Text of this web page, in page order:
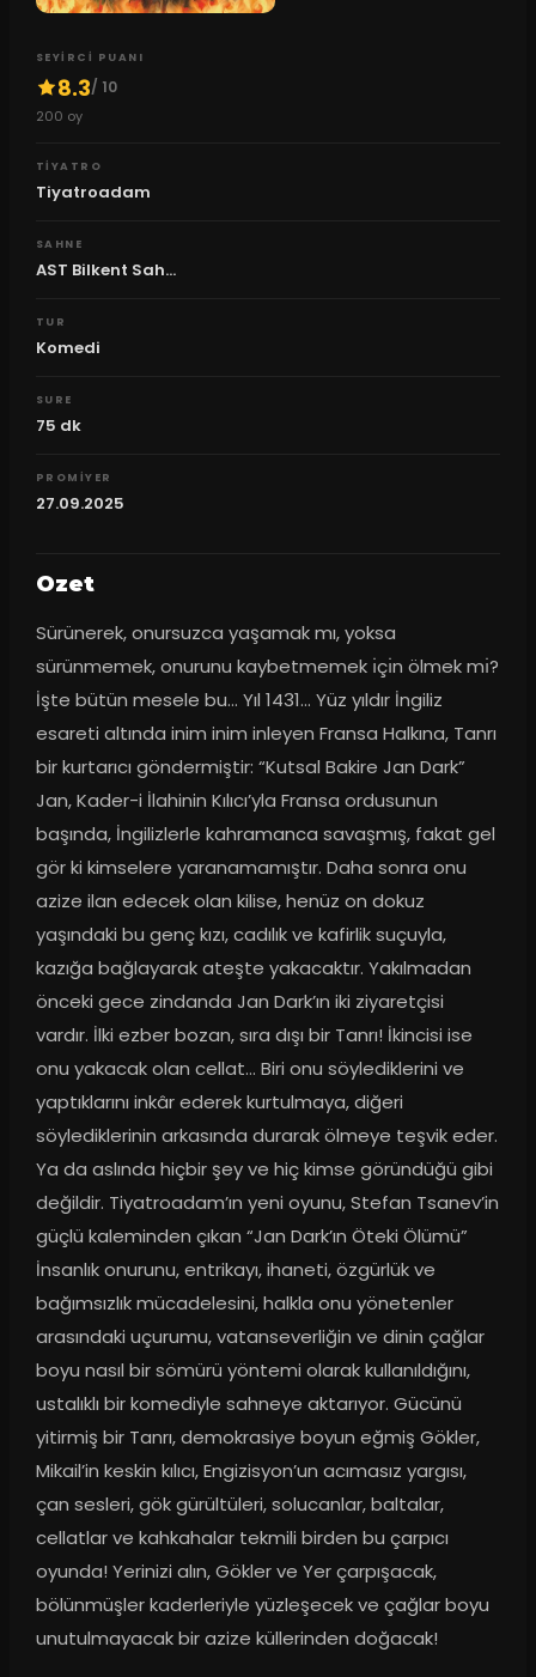
SEYIRCI PUANI
8.3/ 10
200 oy
TIYATRO
Tiyatroadam
SAHNE
AST Bilkent Sah...
TUR
Komedi
SURE
75 dk
PROMIYER
27.09.2025
Ozet
Sürünerek, onursuzca yaşamak mı, yoksa
sürünmemek, onurunu kaybetmemek ı̇çı̇n ölmek mı̇?
İşte bütün mesele bu… Yıl 1431… Yüz yıldır İngiliz
esareti altında inim inim inleyen Fransa Halkına, Tanrı
bir kurtarıcı göndermiştir: “Kutsal Bakire Jan Dark”
Jan, Kader-i İlahinin Kılıcı’yla Fransa ordusunun
başında, İngilizlerle kahramanca savaşmış, fakat gel
gör ki kimselere yaranamamıştır. Daha sonra onu
azize ilan edecek olan kilise, henüz on dokuz
yaşındaki bu genç kızı, cadılık ve kafirlik suçuyla,
kazığa bağlayarak ateşte yakacaktır. Yakılmadan
önceki gece zindanda Jan Dark’ın iki ziyaretçisi
vardır. İlki ezber bozan, sıra dışı bir Tanrı! İkincisi ise
onu yakacak olan cellat… Biri onu söylediklerini ve
yaptıklarını inkâr ederek kurtulmaya, diğeri
söylediklerinin arkasında durarak ölmeye teşvik eder.
Ya da aslında hiçbir şey ve hiç kimse göründüğü gibi
değildir. Tiyatroadam’ın yeni oyunu, Stefan Tsanev’in
güçlü kaleminden çıkan “Jan Dark’ın Öteki Ölümü”
İnsanlık onurunu, entrikayı, ihaneti, özgürlük ve
bağımsızlık mücadelesini, halkla onu yönetenler
arasındaki uçurumu, vatanseverliğin ve dinin çağlar
boyu nasıl bir sömürü yöntemi olarak kullanıldığını,
ustalıklı bir komediyle sahneye aktarıyor. Gücünü
yitirmiş bir Tanrı, demokrasiye boyun eğmiş Gökler,
Mikail’in keskin kılıcı, Engizisyon’un acımasız yargısı,
çan sesleri, gök gürültüleri, solucanlar, baltalar,
cellatlar ve kahkahalar tekmili birden bu çarpıcı
oyunda! Yerinizi alın, Gökler ve Yer çarpışacak,
bölünmüşler kaderleriyle yüzleşecek ve çağlar boyu
unutulmayacak bir azize küllerinden doğacak!